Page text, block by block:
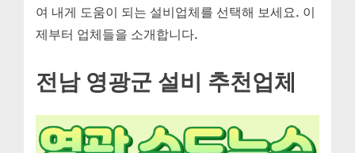
여 내게 도움이 되는 설비업체를 선택해 보세요. 이
제부터 업체들을 소개합니다.
전남 영광군 설비 추천업체